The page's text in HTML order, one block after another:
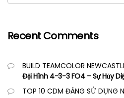
Recent Comments
BUILD TEAMCOLOR
Đội Hình 4-3-3 FO4 – Sự Hủy
TOP 10 CDM ĐÁNG SỬ DỤNG